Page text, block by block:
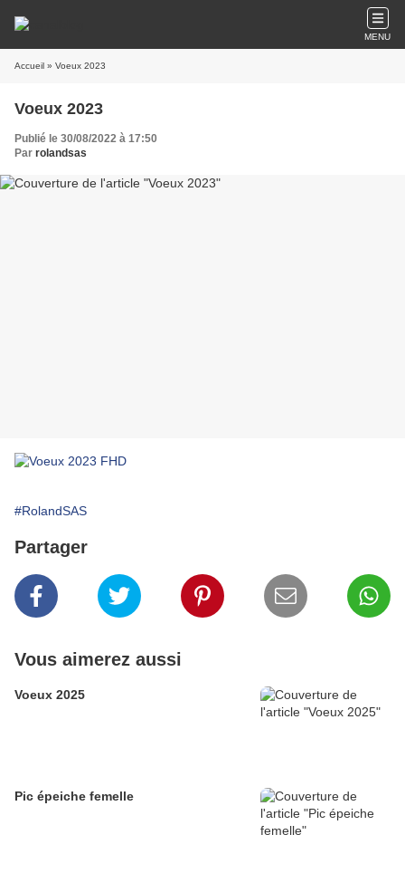
MENU
Accueil » Voeux 2023
Voeux 2023
Publié le 30/08/2022 à 17:50
Par rolandsas
#RolandSAS
Partager
Vous aimerez aussi
Voeux 2025
Pic épeiche femelle